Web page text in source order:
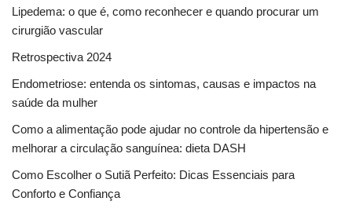
Lipedema: o que é, como reconhecer e quando procurar um
cirurgião vascular
Retrospectiva 2024
Endometriose: entenda os sintomas, causas e impactos na
saúde da mulher
Como a alimentação pode ajudar no controle da hipertensão e
melhorar a circulação sanguínea: dieta DASH
Como Escolher o Sutiã Perfeito: Dicas Essenciais para
Conforto e Confiança